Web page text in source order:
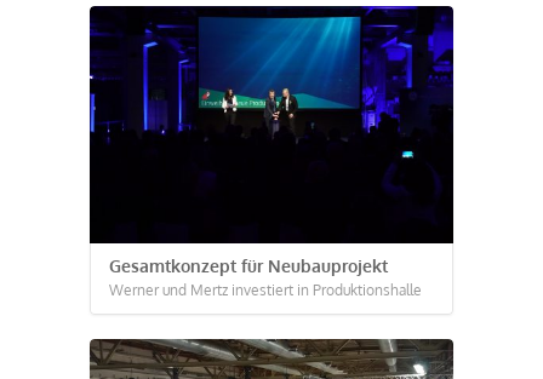
Gesamtkonzept für Neubauprojekt
Werner und Mertz investiert in Produktionshalle